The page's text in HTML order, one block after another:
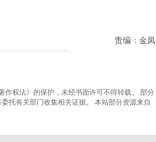
责编：金凤
权法》的保护，未经书面许可不得转载。 部分
托有关部门收集相关证据。 本站部分资源来自